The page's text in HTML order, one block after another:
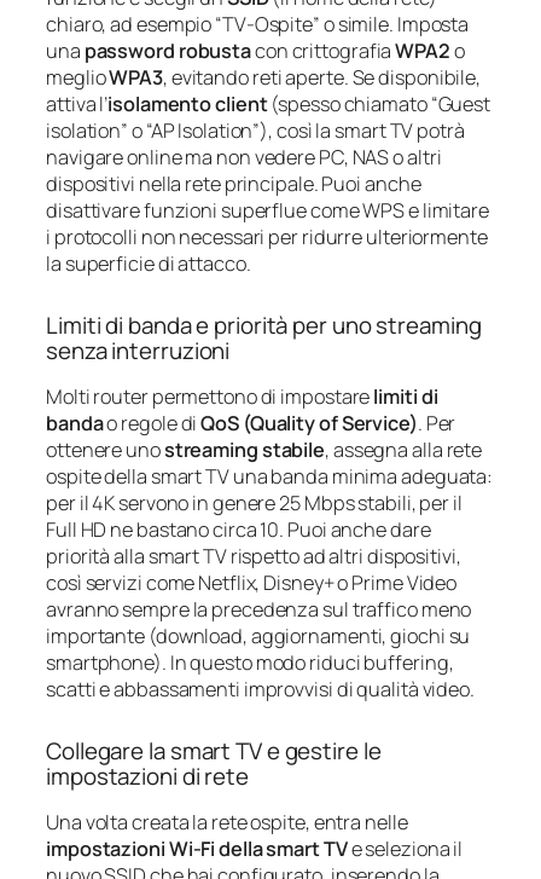
chiaro, ad esempio “TV‑Ospite” o simile. Imposta
una password robustacon crittografiaWPA2o
meglioWPA3, evitando reti aperte. Se disponibile,
attiva l’isolamento client(spesso chiamato “Guest
isolation” o “AP Isolation”), così la smart TV potrà
navigare online ma non vedere PC, NAS o altri
dispositivi nella rete principale. Puoi anche
disattivare funzioni superflue come WPS e limitare
i protocolli non necessari per ridurre ulteriormente
la superficie di attacco.
Limiti di banda e priorità per uno streaming
senza interruzioni
Molti router permettono di impostarelimiti di
bandao regole diQoS (Quality of Service). Per
ottenere unostreaming stabile, assegna alla rete
ospite della smart TV una banda minima adeguata:
per il 4K servono in genere 25 Mbps stabili, per il
Full HD ne bastano circa 10. Puoi anche dare
priorità alla smart TV rispetto ad altri dispositivi,
così servizi come Netflix, Disney+ o Prime Video
avranno sempre la precedenza sul traffico meno
importante (download, aggiornamenti, giochi su
smartphone). In questo modo riduci buffering,
scatti e abbassamenti improvvisi di qualità video.
Collegare la smart TV e gestire le
impostazioni di rete
Una volta creata la rete ospite, entra nelle
impostazioni Wi‑Fi della smart TVe seleziona il